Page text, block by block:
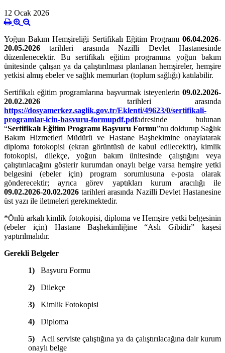
12 Ocak 2026
Yoğun Bakım Hemşireliği Sertifikalı Eğitim Programı 06.04.2026-
20.05.2026tarihleri arasında Nazilli Devlet Hastanesinde
düzenlenecektir. Bu sertifikalı eğitim programına yoğun bakım
ünitesinde çalışan ya da çalıştırılması planlanan hemşireler, hemşire
yetkisi almış ebeler ve sağlık memurları (toplum sağlığı) katılabilir.
Sertifikalı eğitim programlarına başvurmak isteyenlerin 09.02.2026-
20.02.2026tarihleri arasında
https://dosyamerkez.saglik.gov.tr/Eklenti/49623/0/sertifikali-
programlar-icin-basvuru-formupdf.pdfadresinde bulunan
“Sertifikalı Eğitim Programı Başvuru Formu”nu doldurup Sağlık
Bakım Hizmetleri Müdürü ve Hastane Başhekimine onaylatarak
diploma fotokopisi (ekran görüntüsü de kabul edilecektir), kimlik
fotokopisi, dilekçe, yoğun bakım ünitesinde çalıştığını veya
çalıştırılacağını gösterir kurumdan onaylı belge varsa hemşire yetki
belgesini (ebeler için) program sorumlusuna e-posta olarak
gönderecektir; ayrıca görev yaptıkları kurum aracılığı ile
09.02.2026-20.02.2026 tarihleri arasında Nazilli Devlet Hastanesine
üst yazı ile iletmeleri gerekmektedir.
*Önlü arkalı kimlik fotokopisi, diploma ve Hemşire yetki belgesinin
(ebeler için) Hastane Başhekimliğine “Aslı Gibidir” kaşesi
yaptırılmalıdır.
Gerekli Belgeler
1)
Başvuru Formu
2)
Dilekçe
3)
Kimlik Fotokopisi
4)
Diploma
5)
Acil serviste çalıştığına ya da çalıştırılacağına dair kurum
onaylı belge